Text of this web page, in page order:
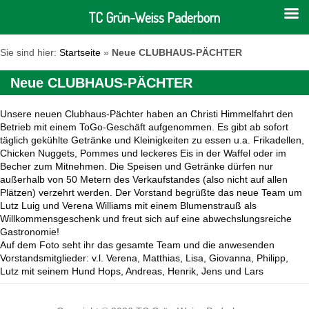
Sie sind hier: Startseite » Neue CLUBHAUS-PÄCHTER
Neue CLUBHAUS-PÄCHTER
Unsere neuen Clubhaus-Pächter haben an Christi Himmelfahrt den
Betrieb mit einem ToGo-Geschäft aufgenommen. Es gibt ab sofort
täglich gekühlte Getränke und Kleinigkeiten zu essen u.a. Frikadellen,
Chicken Nuggets, Pommes und leckeres Eis in der Waffel oder im
Becher zum Mitnehmen. Die Speisen und Getränke dürfen nur
außerhalb von 50 Metern des Verkaufstandes (also nicht auf allen
Plätzen) verzehrt werden. Der Vorstand begrüßte das neue Team um
Lutz Luig und Verena Williams mit einem Blumenstrauß als
Willkommensgeschenk und freut sich auf eine abwechslungsreiche
Gastronomie!
Auf dem Foto seht ihr das gesamte Team und die anwesenden
Vorstandsmitglieder: v.l. Verena, Matthias, Lisa, Giovanna, Philipp,
Lutz mit seinem Hund Hops, Andreas, Henrik, Jens und Lars
TC Grün-Weiss Paderborn